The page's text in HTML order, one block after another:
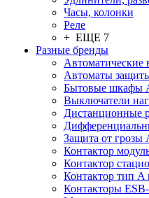
Часы, колонки
Реле
+ ЕЩЕ 7
Разные бренды
Автоматические
Автоматы
Бытовые шкафы
Выключатели
Дистанционные
Защита от грозы
Контактор
Контактор
Контактор тип A
Контакторы